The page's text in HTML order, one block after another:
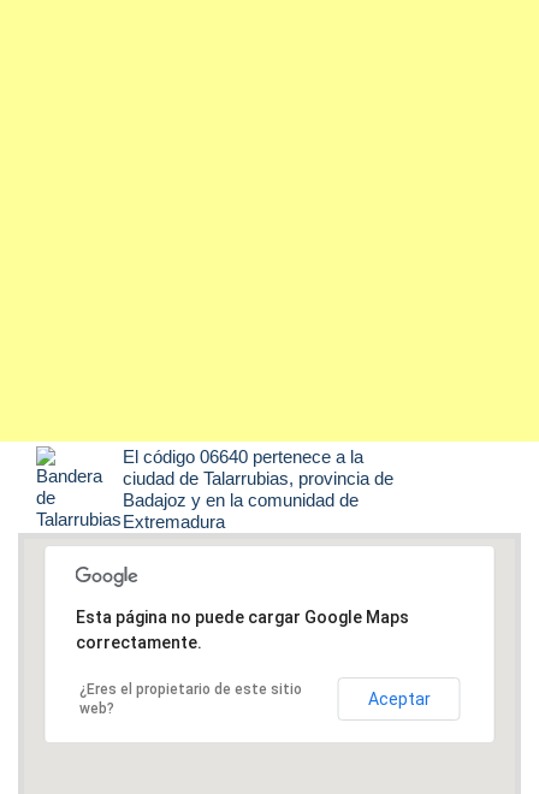
El código 06640 pertenece a la
ciudad de Talarrubias, provincia de
Badajoz y en la comunidad de
Extremadura
Esta página no puede cargar Google Maps
correctamente.
¿Eres el propietario de este sitio
web?
Aceptar